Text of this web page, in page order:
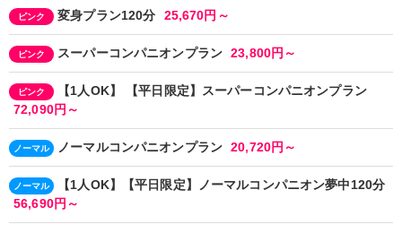
ピンク 変身プラン120分 25,670円～
ピンク スーパーコンパニオンプラン 23,800円～
ピンク
【1人OK】 【平日限定】スーパーコンパニオンプラン
72,090円～
ノーマル ノーマルコンパニオンプラン 20,720円～
ノーマル
【1人OK】【平日限定】ノーマルコンパニオン夢中120分
56,690円～